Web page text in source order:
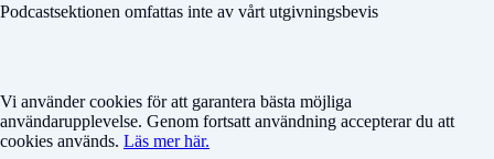
Podcastsektionen omfattas inte av vårt utgivningsbevis
Vi använder cookies för att garantera bästa möjliga
användarupplevelse. Genom fortsatt användning accepterar du att
cookies används. Läs mer här.